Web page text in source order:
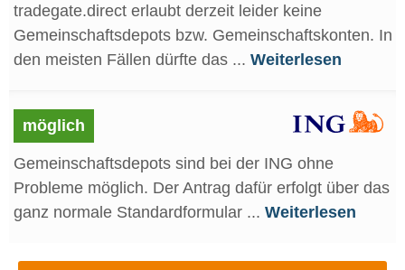
tradegate.direct erlaubt derzeit leider keine
Gemeinschaftsdepots bzw. Gemeinschaftskonten. In
den meisten Fällen dürfte das ... Weiterlesen
möglich
Gemeinschaftsdepots sind bei der ING ohne
Probleme möglich. Der Antrag dafür erfolgt über das
ganz normale Standardformular ... Weiterlesen